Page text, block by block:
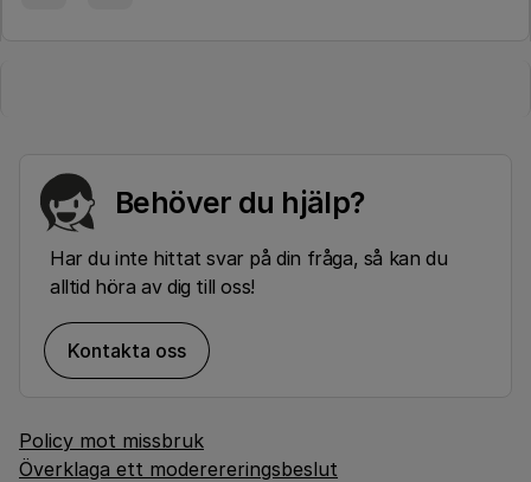
Behöver du hjälp?
Har du inte hittat svar på din fråga, så kan du
alltid höra av dig till oss!
Kontakta oss
Policy mot missbruk
Överklaga ett moderereringsbeslut